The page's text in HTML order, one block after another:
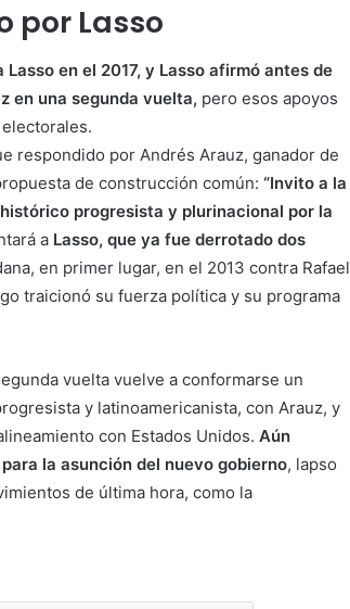
por Lasso
en el 2017, y Lasso afirmó antes de
en una segunda vuelta, pero esos apoyos
respondido por Andrés Arauz, ganador de
de construcción común:“Invito a la
progresista y plurinacional por la
a Lasso, que ya fue derrotado dos
en primer lugar, en el 2013 contra Rafael
traicionó su fuerza política y su programa
vuelta vuelve a conformarse un
y latinoamericanista, con Arauz, y
con Estados Unidos.Aún
la asunción del nuevo gobierno, lapso
de última hora, como la